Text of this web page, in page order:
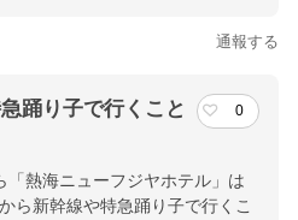
通報する
踊り子で行くこと
0
熱海ニューフジヤホテル」は
ら新幹線や特急踊り子で行くこ